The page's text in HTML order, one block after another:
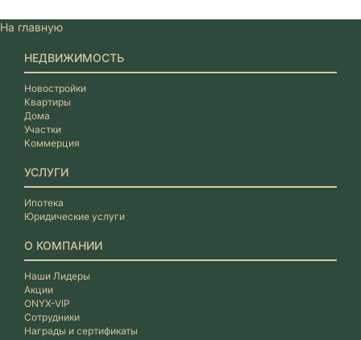
На главную
НЕДВИЖИМОСТЬ
Новостройки
Квартиры
Дома
Участки
Коммерция
УСЛУГИ
Ипотека
Юридические услуги
О КОМПАНИИ
Наши Лидеры
Акции
ONYX-VIP
Сотрудники
Награды и сертификаты